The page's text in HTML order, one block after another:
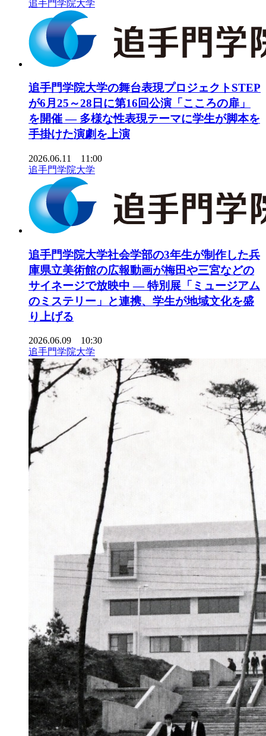
追手門学院大学
追手門学院大学の舞台表現プロジェクトSTEP
が6月25～28日に第16回公演「こころの扉」
を開催 ― 多様な性表現テーマに学生が脚本を
手掛けた演劇を上演
2026.06.11 11:00
追手門学院大学
追手門学院大学社会学部の3年生が制作した兵
庫県立美術館の広報動画が梅田や三宮などの
サイネージで放映中 ― 特別展「ミュージアム
のミステリー」と連携、学生が地域文化を盛
り上げる
2026.06.09 10:30
追手門学院大学